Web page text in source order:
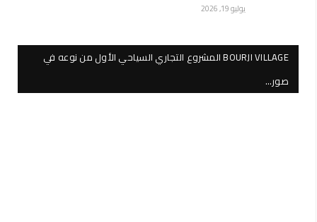
يوليو 19, 2026
BOURJI VILLAGE المشروع التجاري السياحي الأول من نوعه في
صور…